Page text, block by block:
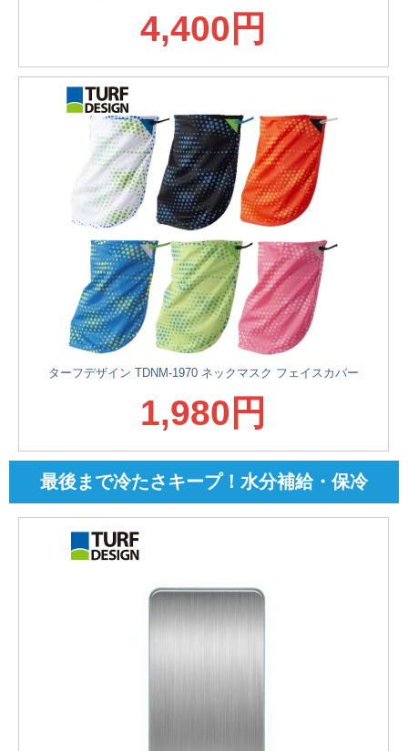
4,400円
ターフデザイン TDNM-1970 ネックマスク フェイスカバー
1,980円
最後まで冷たさキープ！水分補給・保冷